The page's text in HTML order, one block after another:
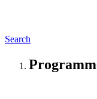
Search